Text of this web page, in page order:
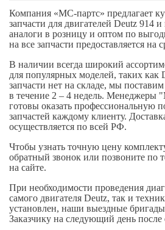
Компания «МС-партс» предлагает
запчасти для двигателей Deutz 914
аналоги в розницу и оптом по
на все запчасти предоставляется на
В наличии всегда широкий
для популярных моделей, таких
запчасти нет на складе, мы
в течение 2 – 4 недель. Менеджеры
готовы оказать профессиональную
запчастей каждому клиенту.
осуществляется по всей РФ.
Чтобы узнать точную цену
обратный звонок или позвоните по
на сайте.
При необходимости проведения
самого двигателя Deutz, так и
установлен, наши выездные
Заказчику на следующий день после